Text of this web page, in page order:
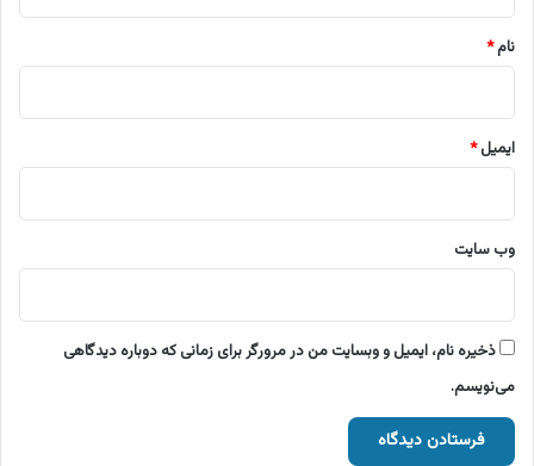
نام*
ایمیل*
وب‌ سایت
ذخیره نام، ایمیل و وبسایت من در مرورگر برای زمانی که دوباره دیدگاهی
می‌نویسم.